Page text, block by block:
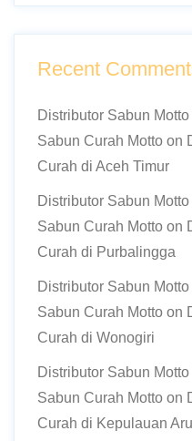
Recent
Distributor Sabun Motto
Sabun Curah Motto on
Curah di Aceh Timur
Distributor Sabun Motto
Sabun Curah Motto on
Curah di Purbalingga
Distributor Sabun
Sabun Curah Motto on
Curah di Wonogiri
Distributor Sabun
Sabun Curah Motto on
Curah di Kepulauan Aru